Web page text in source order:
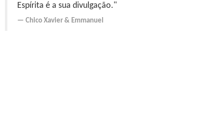
Espírita é a sua divulgação."
Chico Xavier & Emmanuel